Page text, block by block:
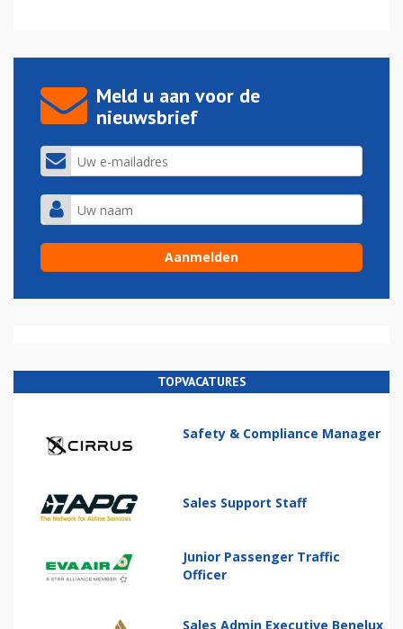
Meld u aan voor de
nieuwsbrief
TOPVACATURES
Safety & Compliance Manager
Sales Support Staff
Junior Passenger Traffic
Officer
Sales Admin Executive Benelux